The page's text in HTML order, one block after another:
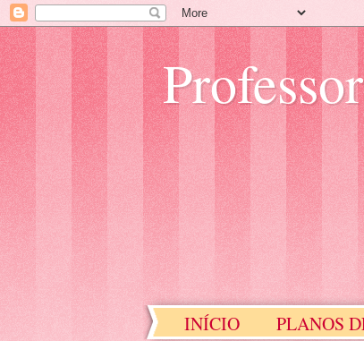
INÍCIO PLANOS